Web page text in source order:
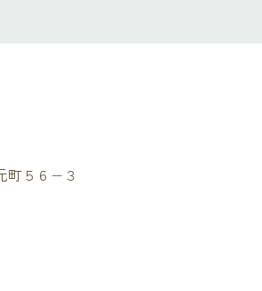
町５６−３